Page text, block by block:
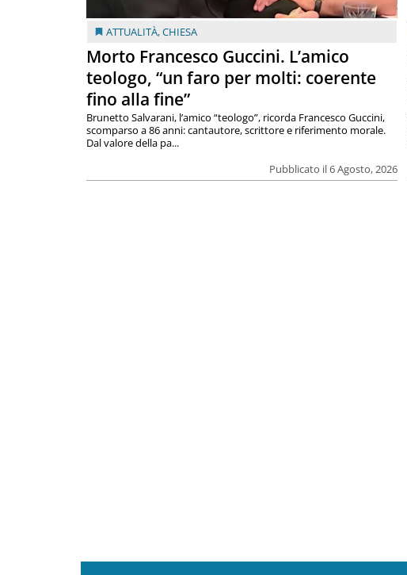
ATTUALITÀ,CHIESA
Morto Francesco Guccini. L’amico
teologo, “un faro per molti: coerente
fino alla fine”
Pubblicato il 6 Agosto, 2026
Brunetto Salvarani, l’amico “teologo”, ricorda Francesco Guccini,
scomparso a 86 anni: cantautore, scrittore e riferimento morale.
Dal valore della pa...